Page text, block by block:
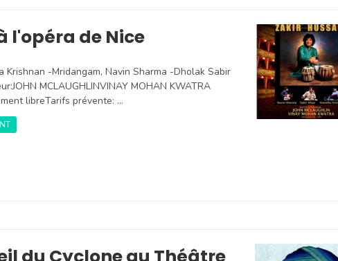
l'opéra de Nice
Krishnan -Mridangam, Navin Sharma -Dholak Sabir
MCLAUGHLINVINAY MOHAN KWATRA
libreTarifs prévente: …
du Cyclone au Théâtre